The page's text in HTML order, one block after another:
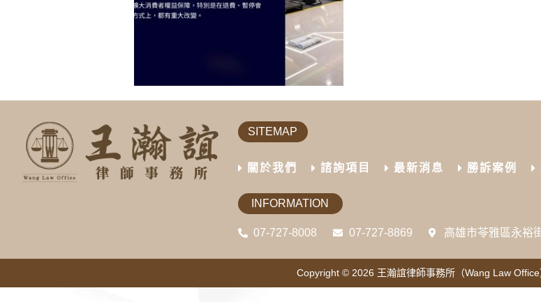
SITEMAP
關於我們 諮詢項目 最新消息 勝訴案例
INFORMATION
07-727-8008 07-727-8869 高雄市苓雅區永裕
Copyright © 2026 王瀚誼律師事務所（Wang Law Office